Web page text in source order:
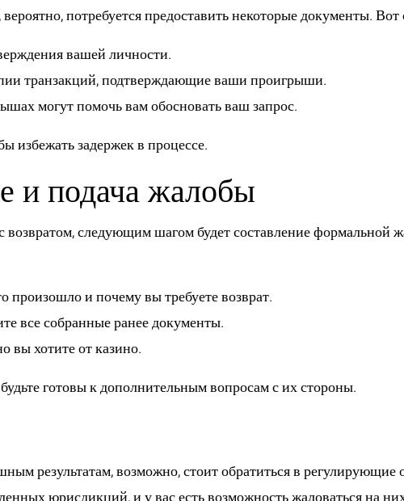
потребуется предоставить некоторые документы.
вашей личности.
транзакций, подтверждающие ваши проигрыши.
могут помочь вам обосновать ваш запрос.
избежать задержек в процессе.
и подача жалобы
следующим шагом будет составление формальной
произошло и почему вы требуете возврат.
все собранные ранее документы.
вы хотите от казино.
готовы к дополнительным вопросам с их стороны.
результатам, возможно, стоит обратиться в